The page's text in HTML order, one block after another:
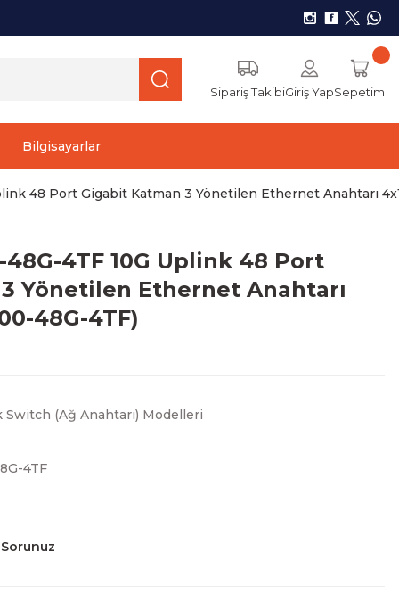
Sipariş TakibiGiriş YapSepetim
Bilgisayarlar
48 Port Gigabit Katman 3 Yönetilen Ethernet Anahtarı
48G-4TF 10G Uplink 48 Port
Yönetilen Ethernet Anahtarı
48G-4TF)
(Ağ Anahtarı) Modelleri
4TF